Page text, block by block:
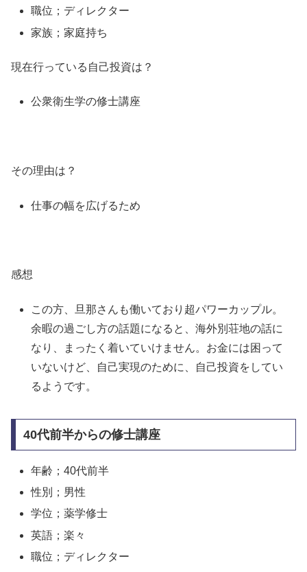
職位；ディレクター
家族；家庭持ち
現在行っている自己投資は？
公衆衛生学の修士講座
その理由は？
仕事の幅を広げるため
感想
この方、旦那さんも働いており超パワーカップル。
余暇の過ごし方の話題になると、海外別荘地の話に
なり、まったく着いていけません。お金には困って
いないけど、自己実現のために、自己投資をしてい
るようです。
40代前半からの修士講座
年齢；40代前半
性別；男性
学位；薬学修士
英語；楽々
職位；ディレクター